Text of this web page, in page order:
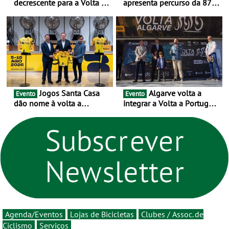
decrescente para a Volta a
as 17 equipas de 2026
apresenta percurso da 87.ª
novo ciclo rumo ao
centenário
Evento Jogos Santa Casa
dão nome à volta a
um novo ciclo da prova
rumo ao centenário - Volta
a Portugal em Bicicleta
estará na estrada entre 5 e
16 de agosto
Evento
integrar a Volta a Portugal
Agenda/Eventos Lojas de Bicicletas
Clubes / Assoc. de
Ciclismo
Serviços